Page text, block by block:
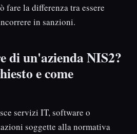
fare la differenza tra essere
in sanzioni.
di un'azienda NIS2?
e come
servizi IT, software o
soggette alla normativa